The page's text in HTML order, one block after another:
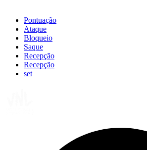
Pontuação
Ataque
Bloqueio
Saque
Recepção
Recepção
set